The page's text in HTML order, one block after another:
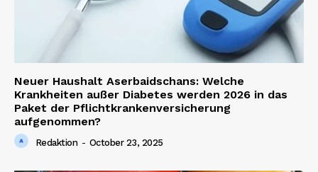
News Week
Neuer Haushalt Aserbaidschans: Welche
Krankheiten außer Diabetes werden 2026 in das
Paket der Pflichtkrankenversicherung
aufgenommen?
Redaktion - October 23, 2025